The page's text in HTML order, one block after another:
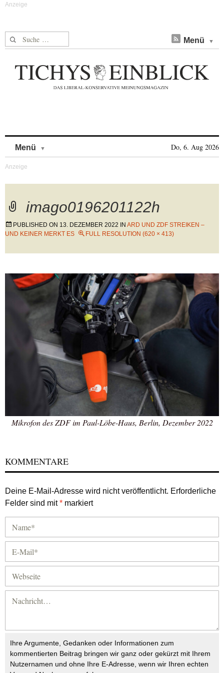
Suche nach: Menü
Menü Do, 6. Aug 2026
imago0196201122h
PUBLISHED ON 13. DEZEMBER 2022 IN ARD UND ZDF STREIKEN –
UND KEINER MERKT ES
FULL RESOLUTION (620 × 413)
Mikrofon des ZDF im Paul-Löbe-Haus, Berlin, Dezember 2022
KOMMENTARE
Deine E-Mail-Adresse wird nicht veröffentlicht. Erforderliche
Felder sind mit* markiert
Ihre Argumente, Gedanken oder Informationen zum
kommentierten Beitrag bringen wir ganz oder gekürzt mit Ihrem
Nutzernamen und ohne Ihre E-Adresse, wenn wir Ihren echten